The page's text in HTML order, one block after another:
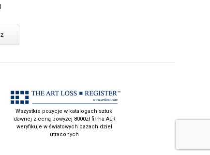
Wszystkie pozycje w katalogach sztuki
dawnej z ceną powyżej 8000zł firma ALR
weryfikuje w światowych bazach dzieł
utraconych